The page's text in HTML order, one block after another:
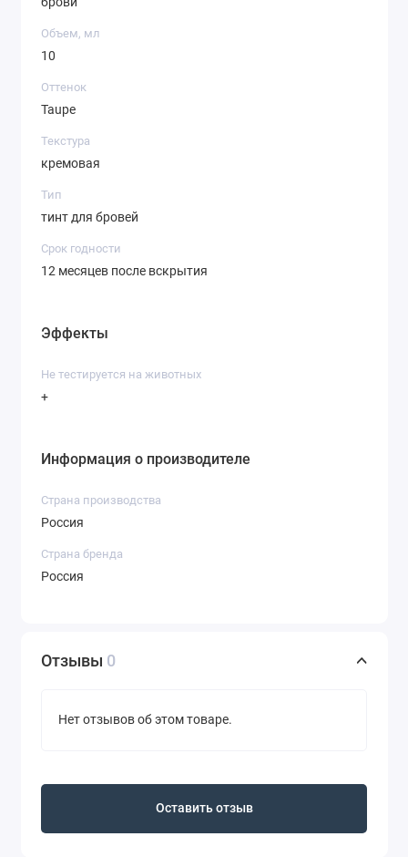
Объем, мл
10
Оттенок
Taupe
Текстура
кремовая
Тип
тинт для бровей
Срок годности
12 месяцев после вскрытия
Эффекты
Не тестируется на животных
+
Информация о производителе
Страна производства
Россия
Страна бренда
Россия
Отзывы 0
Нет отзывов об этом товаре.
Оставить отзыв